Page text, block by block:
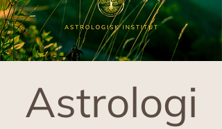
Astrologi